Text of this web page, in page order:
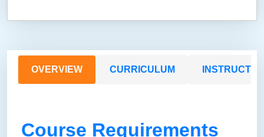
OVERVIEW CURRICULUM
Course Requirements